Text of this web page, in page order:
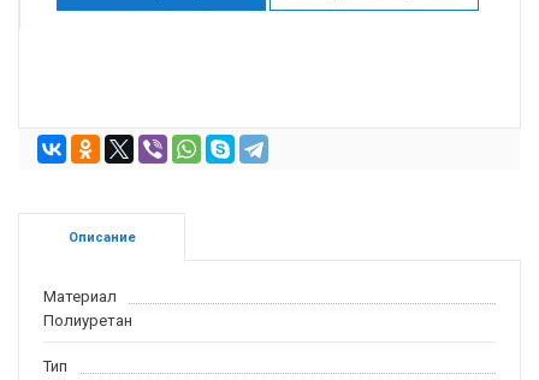
Описание
Материал
Полиуретан
Тип